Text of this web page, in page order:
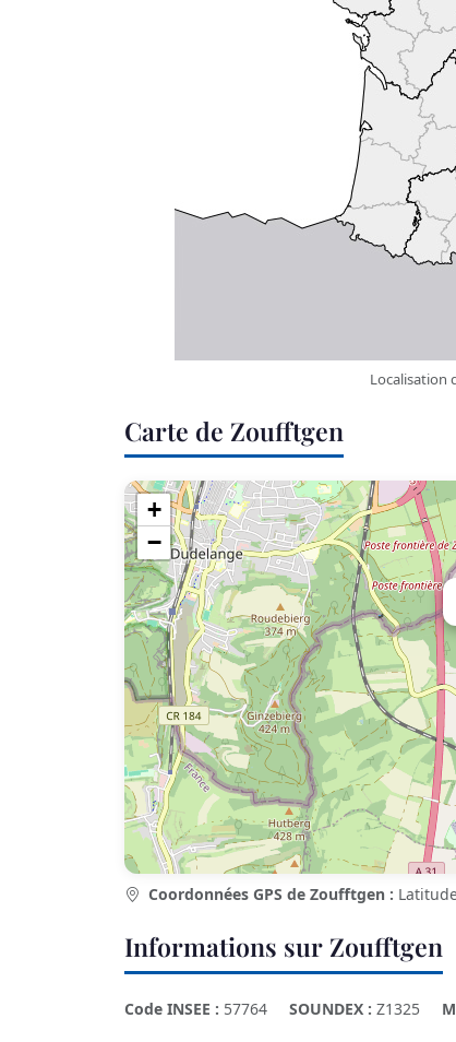
Localisation
Carte de Zoufftgen
+
−
Coordonnées GPS de Zoufftgen :
Informations sur Zoufftgen
Code INSEE : 57764 SOUNDEX : Z1325